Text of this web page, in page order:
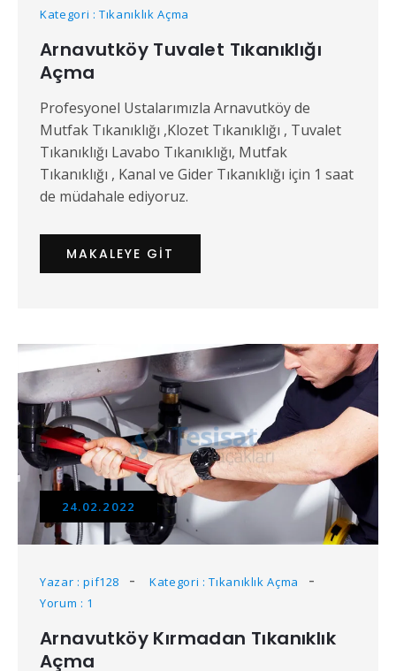
Kategori : Tıkanıklık Açma
Arnavutköy Tuvalet Tıkanıklığı
Açma
Profesyonel Ustalarımızla Arnavutköy de
Mutfak Tıkanıklığı ,Klozet Tıkanıklığı , Tuvalet
Tıkanıklığı Lavabo Tıkanıklığı, Mutfak
Tıkanıklığı , Kanal ve Gider Tıkanıklığı için 1 saat
de müdahale ediyoruz.
MAKALEYE GIT
24.02.2022
Yazar : pif128
Kategori : Tıkanıklık Açma
Yorum : 1
Arnavutköy Kırmadan Tıkanıklık
Açma